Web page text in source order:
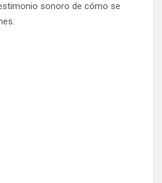
sonoro de cómo se